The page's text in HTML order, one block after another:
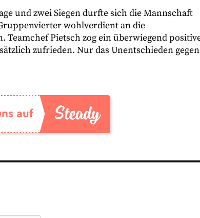
und zwei Siegen durfte sich die Mannschaft
wohlverdient an die
Pietsch zog ein überwiegend
zufrieden. Nur das Unentschieden gegen